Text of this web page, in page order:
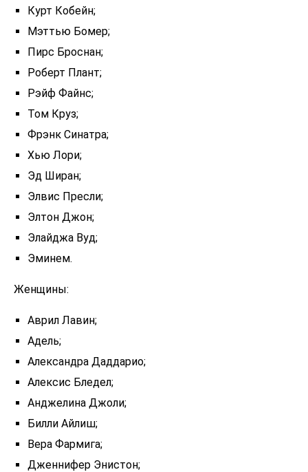
Курт Кобейн;
Мэттью Бомер;
Пирс Броснан;
Роберт Плант;
Рэйф Файнс;
Том Круз;
Фрэнк Синатра;
Хью Лори;
Эд Ширан;
Элвис Пресли;
Элтон Джон;
Элайджа Вуд;
Эминем.
Женщины:
Аврил Лавин;
Адель;
Александра Даддарио;
Алексис Бледел;
Анджелина Джоли;
‎Билли Айлиш;
Вера Фармига;
Дженнифер Энистон;